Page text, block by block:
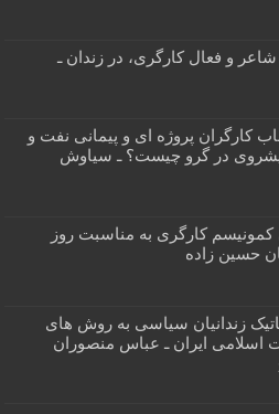
و فعال کارگری، در زندان ـ
کارگران پروژه ای و پیمانی نفت و
پیشروی در گرو چیست؟ ـ سیاوش
کارگری به مناسبت روز
حسین زاده
زندانیان سیاسی به روش های
اسلامی ایران ـ عباس منصوران